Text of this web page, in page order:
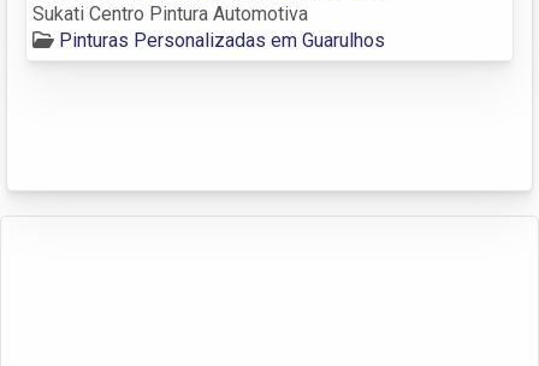
Sukati Centro Pintura Automotiva
Pinturas Personalizadas em Guarulhos